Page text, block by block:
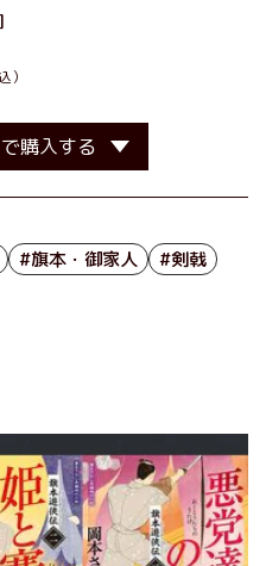
）
購入する
#旗本・御家人 #剣戟